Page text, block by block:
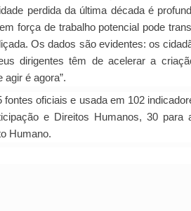
perdida da última década é
força de trabalho potencial pode
Os dados são evidentes: os
dirigentes têm de acelerar a
é agora”.
oficiais e usada em 102
e Direitos Humanos, 30 para
Humano.